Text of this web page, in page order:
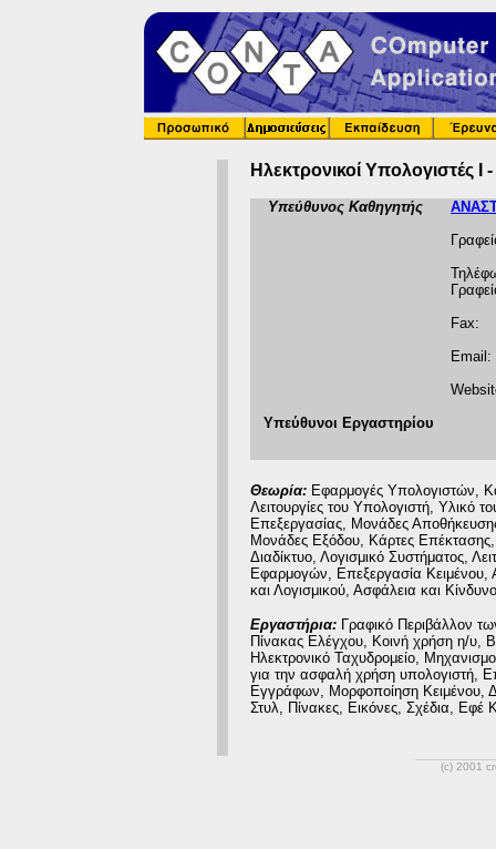
Ηλεκτρονικοί Υπολογιστές Ι -
Υπεύθυνος Καθηγητής
Fax:
Email:
Υπεύθυνοι Εργαστηρίου
Θεωρία: Εφαρμογές Υπολογιστών,
Λειτουργίες του Υπολογιστή, Υλικό
Επεξεργασίας, Μονάδες
Μονάδες Εξόδου, Κάρτες
Διαδίκτυο, Λογισμικό Συστήματος,
Εφαρμογών, Επεξεργασία Κειμένου,
και Λογισμικού, Ασφάλεια και
Εργαστήρια: Γραφικό Περιβάλλον
Πίνακας Ελέγχου, Κοινή χρήση η/υ,
Ηλεκτρονικό Ταχυδρομείο,
για την ασφαλή χρήση υπολογιστή,
Εγγράφων, Μορφοποίηση Κειμένου,
Στυλ, Πίνακες, Εικόνες, Σχέδια, Εφέ
(c) 2001